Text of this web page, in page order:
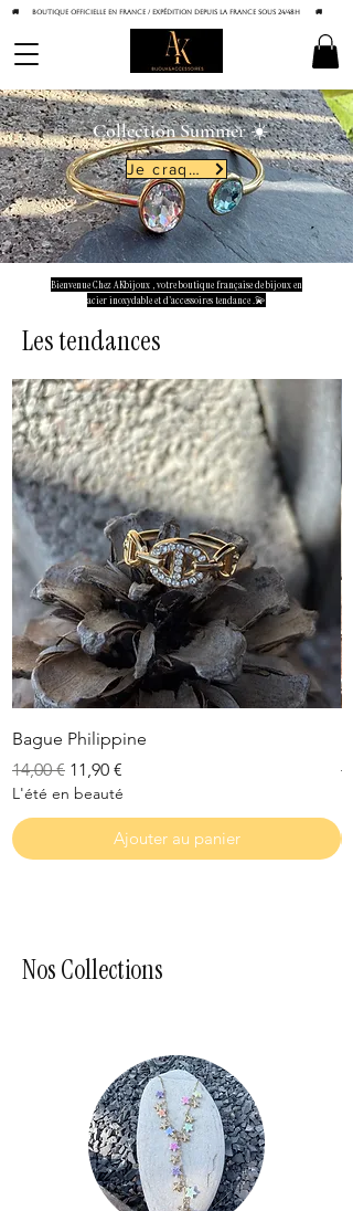
🚚 BOUTIQUE OFFICIELLE EN FRANCE / Expédition depuis la France sous 24/48h 🚚
Collection Summer ☀️
Je craque
Bienvenue Chez AKbijoux , votre boutique française de bijoux en
acier inoxydable et d'accessoires tendance .💫
Les tendances
Bague Philippine
Prix original
14,00 € Prix promotionnel
11,90 €
L'été en beauté
Ajouter au panier
Nos Collections